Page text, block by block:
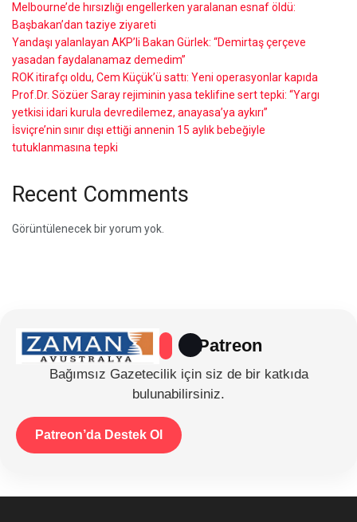
Melbourne’de hırsızlığı engellerken yaralanan esnaf öldü:
Başbakan’dan taziye ziyareti
Yandaşı yalanlayan AKP’li Bakan Gürlek: “Demirtaş çerçeve
yasadan faydalanamaz demedim”
ROK itirafçı oldu, Cem Küçük’ü sattı: Yeni operasyonlar kapıda
Prof.Dr. Sözüer Saray rejiminin yasa teklifine sert tepki: “Yargı
yetkisi idari kurula devredilemez, anayasa’ya aykırı”
İsviçre’nin sınır dışı ettiği annenin 15 aylık bebeğiyle
tutuklanmasına tepki
Recent Comments
Görüntülenecek bir yorum yok.
Patreon
Bağımsız Gazetecilik için siz de bir katkıda
bulunabilirsiniz.
Patreon’da Destek Ol